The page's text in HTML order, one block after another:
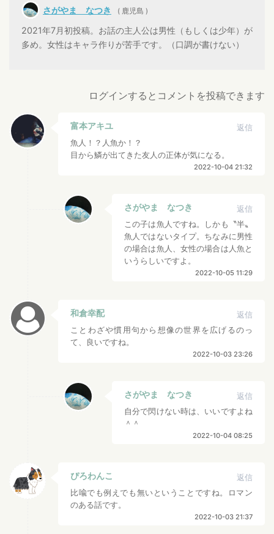
さがやま なつき ( 鹿児島 )
2021年7月初投稿。お話の主人公は男性（もしくは少年）が
多め。女性はキャラ作りが苦手です。（口調が書けない）
ログインするとコメントを投稿できます
富本アキユ
返信
魚人！？人魚か！？
目から鱗が出てきた友人の正体が気になる。
2022-10-04 21:32
さがやま なつき
返信
この子は魚人ですね。しかも〝半〟
魚人ではないタイプ。ちなみに男性
の場合は魚人、女性の場合は人魚と
いうらしいですよ。
2022-10-05 11:29
和倉幸配
返信
ことわざや慣用句から想像の世界を広げるのっ
て、良いですね。
2022-10-03 23:26
さがやま なつき
返信
自分で閃けない時は、いいですよね
＾＾
2022-10-04 08:25
ぴろわんこ
返信
比喩でも例えでも無いということですね。ロマン
のある話です。
2022-10-03 21:37